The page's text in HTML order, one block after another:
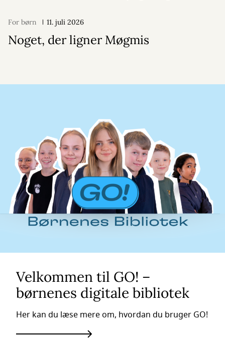
For børn 11. juli 2026
Noget, der ligner Møgmis
Velkommen til GO! –
børnenes digitale bibliotek
Her kan du læse mere om, hvordan du bruger GO!